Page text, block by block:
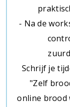
- Na de
Schrijf je
"Zelf
online brood